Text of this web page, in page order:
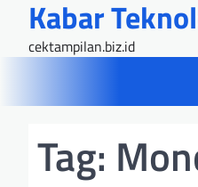
content
Kabar
cektampilan.biz.id
Tag: